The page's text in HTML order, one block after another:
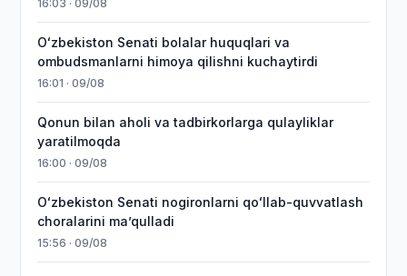
16:03 · 09/08
Oʻzbekiston Senati bolalar huquqlari va
ombudsmanlarni himoya qilishni kuchaytirdi
16:01 · 09/08
Qonun bilan aholi va tadbirkorlarga qulayliklar
yaratilmoqda
16:00 · 09/08
Oʻzbekiston Senati nogironlarni qoʻllab-quvvatlash
choralarini maʼqulladi
15:56 · 09/08